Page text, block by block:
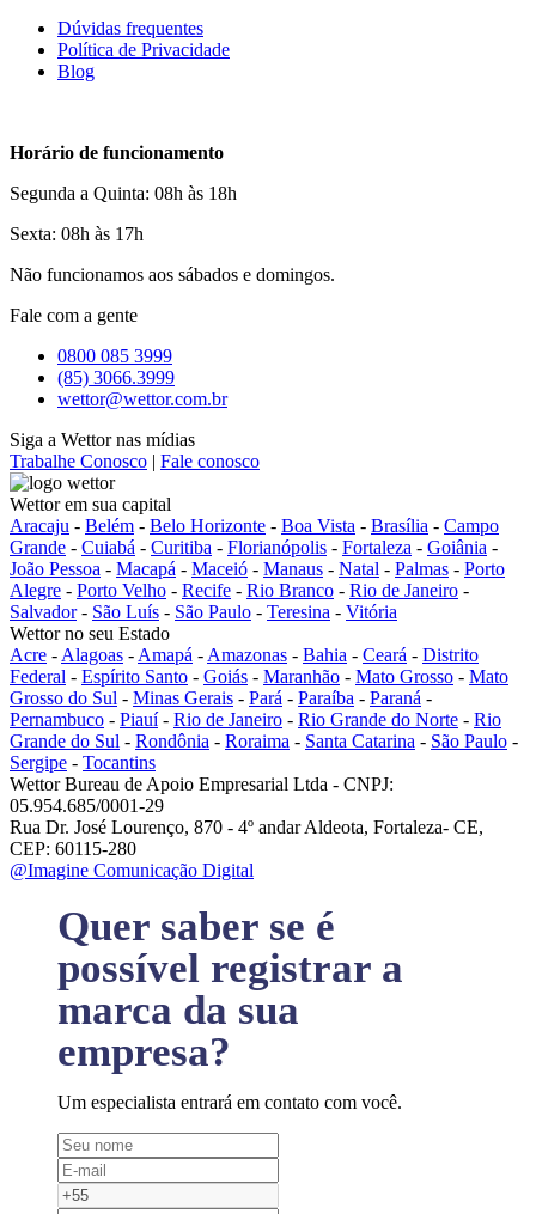
Dúvidas frequentes
Política de Privacidade
Blog
Horário de funcionamento
Segunda a Quinta: 08h às 18h
Sexta: 08h às 17h
Não funcionamos aos sábados e domingos.
Fale com a gente
0800 085 3999
(85) 3066.3999
wettor@wettor.com.br
Siga a Wettor nas mídias
Trabalhe Conosco | Fale conosco
Wettor em sua capital
Aracaju - Belém - Belo Horizonte - Boa Vista - Brasília - Campo
Grande - Cuiabá - Curitiba - Florianópolis - Fortaleza - Goiânia -
João Pessoa - Macapá - Maceió - Manaus - Natal - Palmas - Porto
Alegre - Porto Velho - Recife - Rio Branco - Rio de Janeiro -
Salvador- São Luís - São Paulo - Teresina - Vitória
Wettor no seu Estado
Acre - Alagoas - Amapá - Amazonas - Bahia - Ceará - Distrito
Federal - Espírito Santo - Goiás - Maranhão - Mato Grosso - Mato
Grosso do Sul - Minas Gerais - Pará - Paraíba - Paraná -
Pernambuco - Piauí- Rio de Janeiro - Rio Grande do Norte - Rio
Grande do Sul - Rondônia - Roraima - Santa Catarina - São Paulo -
Sergipe - Tocantins
Wettor Bureau de Apoio Empresarial Ltda - CNPJ:
05.954.685/0001-29
Rua Dr. José Lourenço, 870 - 4º andar Aldeota, Fortaleza- CE,
CEP: 60115-280
@Imagine Comunicação Digital
Quer saber se é
possível registrar a
marca da sua
empresa?
Um especialista entrará em contato com você.